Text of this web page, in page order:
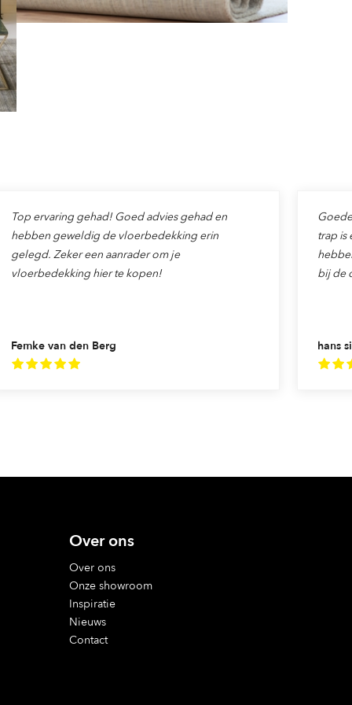
Femke van den Berg
Top ervaring gehad! Goed advies gehad en
hebben geweldig de vloerbedekking erin
gelegd. Zeker een aanrader om je
vloerbedekking hier te kopen!
hans
trap is
bij de
Over ons
Over ons
Onze showroom
Inspiratie
Nieuws
Contact